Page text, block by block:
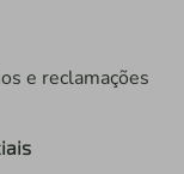
e reclamações